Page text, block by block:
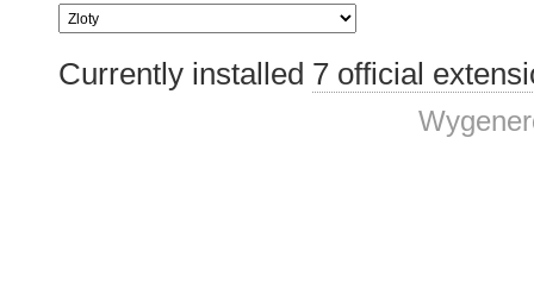
Currently installed 7 official